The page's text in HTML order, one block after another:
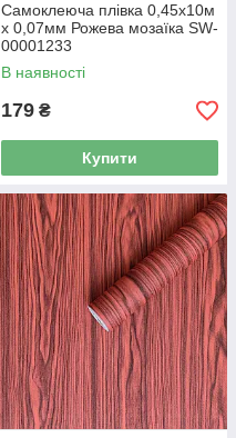
Самоклеюча плівка 0,45х10м
х 0,07мм Рожева мозаїка SW-
00001233
В наявності
179 ₴
Купити